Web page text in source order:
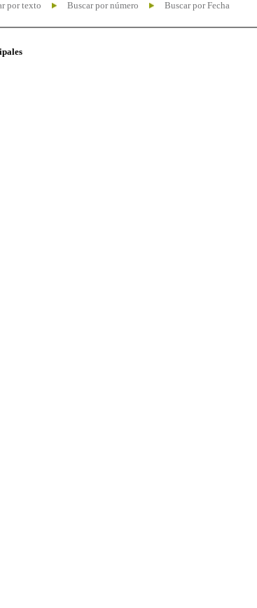
por texto Buscar por número Buscar por Fecha